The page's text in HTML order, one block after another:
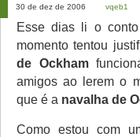
30 de dez de 2006 vqeb1
Esse dias li o
momento tentou
de Ockham
amigos ao lerem o
que é a navalha de
Como estou com